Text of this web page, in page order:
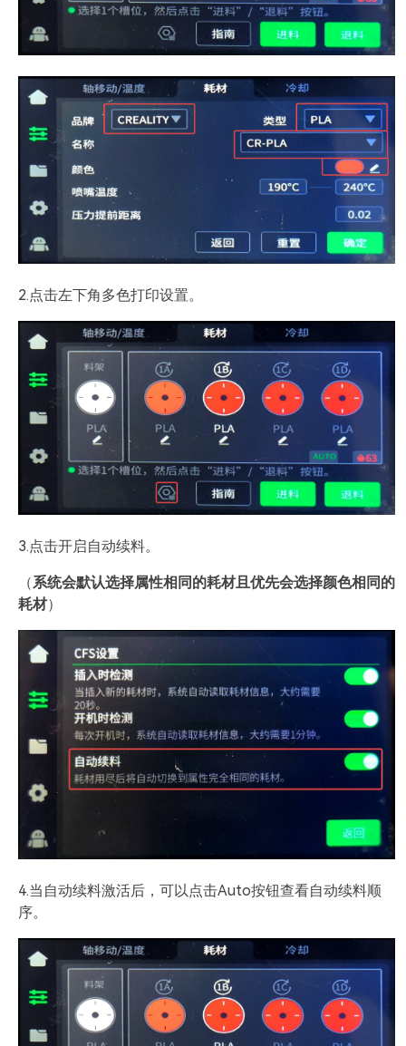
2.点击左下角多色打印设置。
3.点击开启自动续料。
（系统会默认选择属性相同的耗材且优先会选择颜色相同的
耗材）
4.当自动续料激活后，可以点击Auto按钮查看自动续料顺
序。